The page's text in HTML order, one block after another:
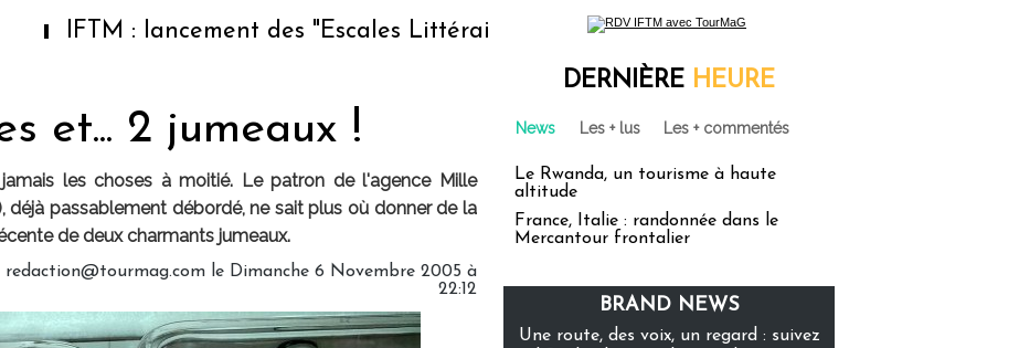
: lancement des "Escales Littéraires", la première librairie du voyage
et... 2 jumeaux !
les choses à moitié. Le patron de l'agence Mille
déjà passablement débordé, ne sait plus où donner de la
de deux charmants jumeaux.
le Dimanche 6 Novembre 2005 à
22:12
DERNIÈRE HEURE
News Les + lus Les + commentés
Le Rwanda, un tourisme à haute
altitude
France, Italie : randonnée dans le
Mercantour frontalier
BRAND NEWS
Une route, des voix, un regard : suivez